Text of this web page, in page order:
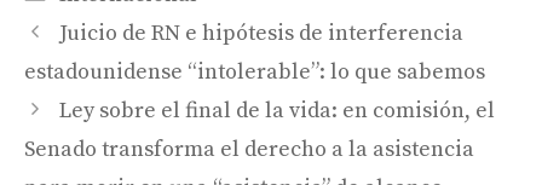
Juicio de RN e hipótesis de interferencia
estadounidense “intolerable”: lo que sabemos
Ley sobre el final de la vida: en comisión, el
Senado transforma el derecho a la asistencia